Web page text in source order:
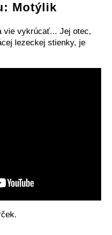
Motýlik
vie vykrúcať... Jej otec,
lezeckej stienky, je